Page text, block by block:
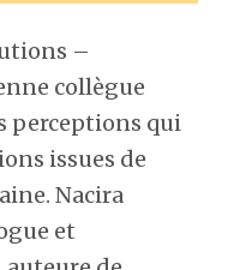
–
collègue
perceptions qui
issues de
Nacira
et